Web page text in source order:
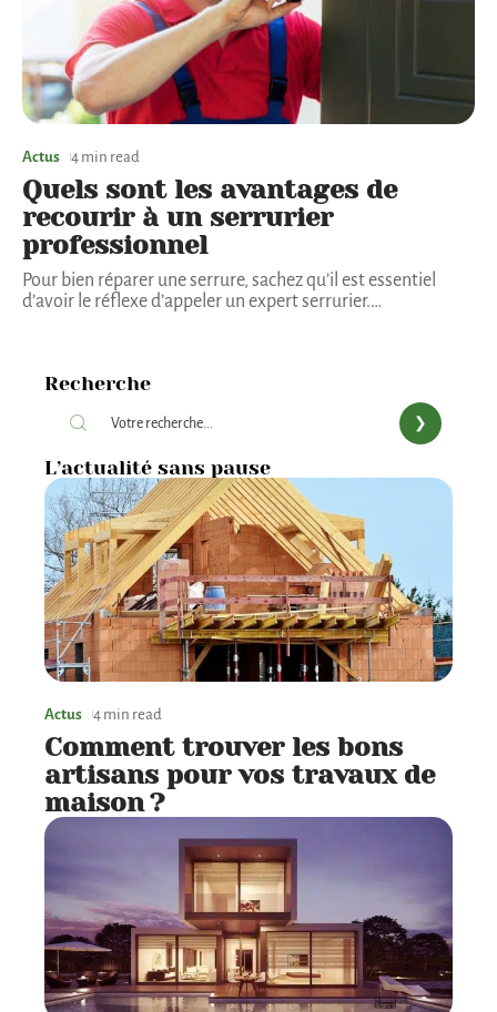
Actus 4 min read
Quels sont les avantages de
recourir à un serrurier
professionnel
Pour bien réparer une serrure, sachez qu’il est essentiel
d’avoir le réflexe d’appeler un expert serrurier.…
Recherche
L’actualité sans pause
Actus 4 min read
Comment trouver les bons
artisans pour vos travaux de
maison ?